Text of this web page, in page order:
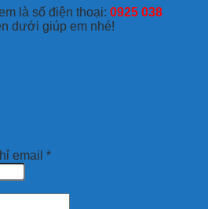
là số điện thoại: 0925 038
dưới giúp em nhé!
email *